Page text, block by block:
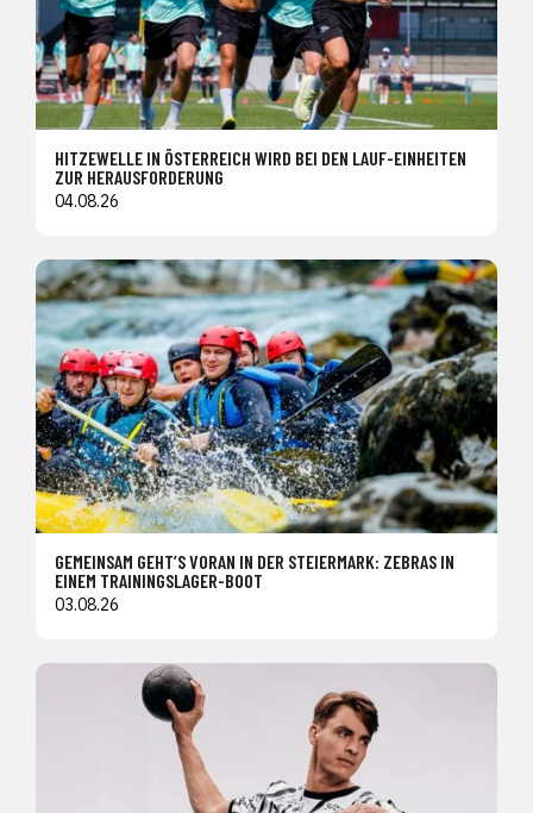
HITZEWELLE IN ÖSTERREICH WIRD BEI DEN LAUF-EINHEITEN
ZUR HERAUSFORDERUNG
04.08.26
GEMEINSAM GEHT’S VORAN IN DER STEIERMARK: ZEBRAS IN
EINEM TRAININGSLAGER-BOOT
03.08.26